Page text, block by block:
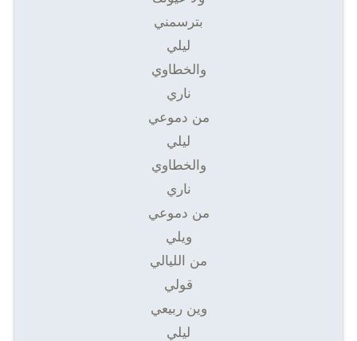
بترسمني
ليلي
والخطاوي
ناري
من دموعي
ليلي
والخطاوي
ناري
من دموعي
ويلي
من الليالي
قولي
وين ربيعي
ليلي